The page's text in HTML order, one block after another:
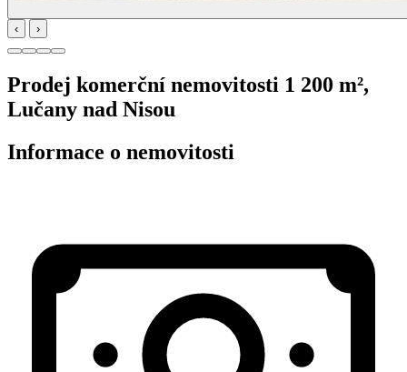
‹ ›
Prodej komerční nemovitosti 1 200 m²,
Lučany nad Nisou
Informace o nemovitosti